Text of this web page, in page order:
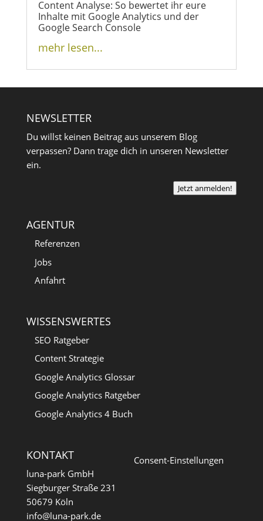
Content Analyse: So bewertet ihr eure
Inhalte mit Google Analytics und der
Google Search Console
mehr lesen...
NEWSLETTER
Du willst keinen Beitrag aus unserem Blog
verpassen? Dann trage dich in unseren Newsletter
ein.
Jetzt anmelden!
AGENTUR
Referenzen
Jobs
Anfahrt
WISSENSWERTES
SEO Ratgeber
Content Strategie
Google Analytics Glossar
Google Analytics Ratgeber
Google Analytics 4 Buch
KONTAKT
luna-park GmbH
Siegburger Straße 231
50679 Köln
info@luna-park.de
Consent-Einstellungen